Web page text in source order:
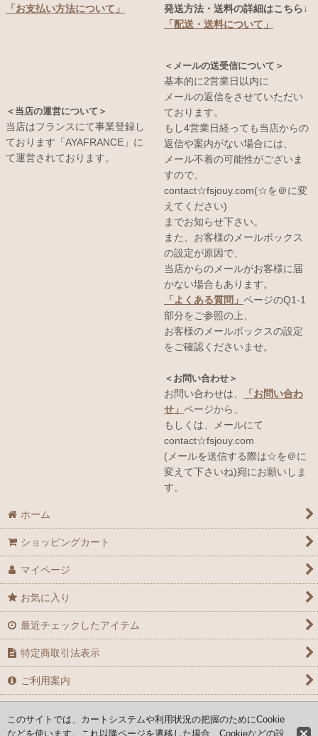
「お支払い方法について」
＜当店の運営について＞
当店はフランスにて事業登録し
ております「AYAFRANCE」に
て運営されております。
発送方法・送料の詳細はこちら↓
「配送・送料について」
＜メールの送受信について＞
基本的に2営業日以内に
メールの返信をさせていただい
ております。
もし4営業日経っても当店からの
返信や案内がない場合には、
メール不着の可能性がございま
すので、
contact☆fsjouy.com(☆を＠に変
えてください)
までお知らせ下さい。
また、お客様のメールボックス
の設定が原因で、
当店からのメールがお客様に届
かない場合もあります。
「よくある質問」 ページのQ1-1
部分をご参照の上、
お客様のメールボックスの設定
をご確認くださいませ。
＜お問い合わせ＞
お問い合わせは、
「お問い合わ
せ」 ページから、
もしくは、メールにて
contact☆fsjouy.com
(メールを送信する際は☆を＠に
変えて下さいね)宛にお願いしま
す。
ホーム
ショッピングカート
マイページ
お気に入り
最近チェックしたアイテム
特定商取引法表示
ご利用案内
このサイトでは、カートシステムや利用状況の把握のためにCookie
などを使います。これ以降ページを遷移した場合、Cookieなどの設